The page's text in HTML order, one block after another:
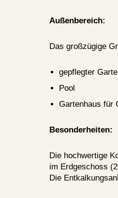
Außenbereich:
Das großzügige
gepflegter
Pool
Gartenhaus für
Besonderheiten:
Die hochwertige
im Erdgeschoss
Die